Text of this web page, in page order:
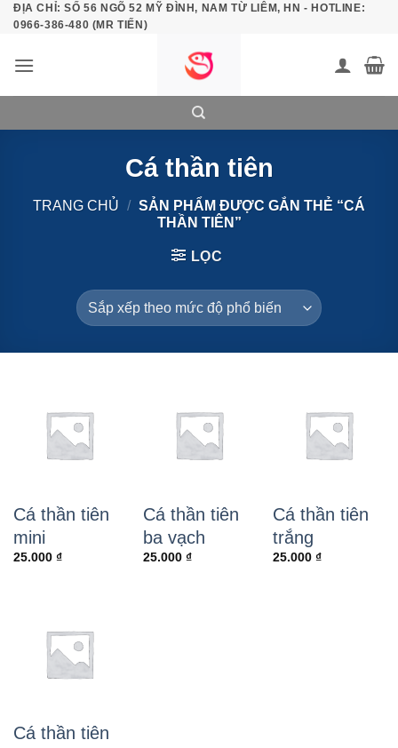
Bỏ
qua
dung
ĐỊA CHỈ: SỐ 56 NGÕ 52 MỸ ĐÌNH, NAM TỪ LIÊM, HN - HOTLINE:
0966-386-480 (MR TIẾN)
Cá thần tiên
TRANG CHỦ / SẢN PHẨM ĐƯỢC GẮN THẺ “CÁ
THẦN TIÊN”
LỌC
Cá thần tiên
mini
25.000 ₫
Cá thần tiên
ba vạch
25.000 ₫
Cá thần tiên
trắng
25.000 ₫
Cá thần tiên